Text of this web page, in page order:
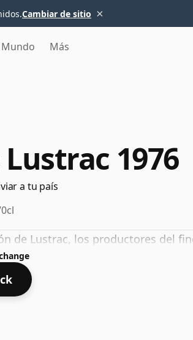
Cambiar de sitio ×
Mundo Más
1976
a tu país
de Lustrac, los productores del